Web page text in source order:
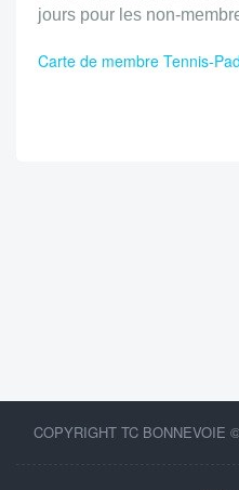
jours pour les non-
Carte de membre Tennis-
COPYRIGHT TC BONNEVOIE